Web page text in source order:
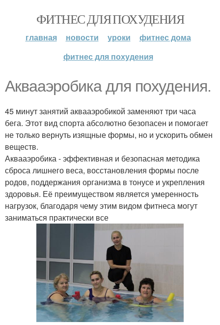
ФИТНЕС ДЛЯ ПОХУДЕНИЯ
главная новости уроки
фитнес дома
фитнес для похудения
Аквааэробика для похудения.
45 минут занятий аквааэробикой заменяют три часа
бега. Этот вид спорта абсолютно безопасен и помогает
не только вернуть изящные формы, но и ускорить обмен
веществ.
Аквааэробика - эффективная и безопасная методика
сброса лишнего веса, восстановления формы после
родов, поддержания организма в тонусе и укрепления
здоровья. Её преимуществом является умеренность
нагрузок, благодаря чему этим видом фитнеса могут
заниматься практически все